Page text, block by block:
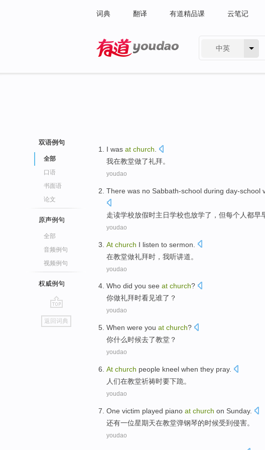
词典 翻译 有道精品课 云笔记
中英
双语例句
全部
口语
书面语
论文
原声例句
全部
音频例句
视频例句
权威例句
go
top
返回词典
I was at church
我在教堂做了礼拜。
youdao
There was no Sabbath-school during day-school
走读学校放假时主日学校也放学了， 但每个人都早
youdao
At church I listen to sermon
在教堂做礼拜时， 我听讲道。
youdao
Who did you see at church?
你做礼拜时看见谁了？
youdao
When were you at church?
你什么时候去了教堂 ？
youdao
At church people kneel when they pray.
人们在教堂祈祷时要下跪。
youdao
One victim played piano at church on Sunday.
还有一位星期天在教堂弹钢琴的时候受到侵害。
youdao